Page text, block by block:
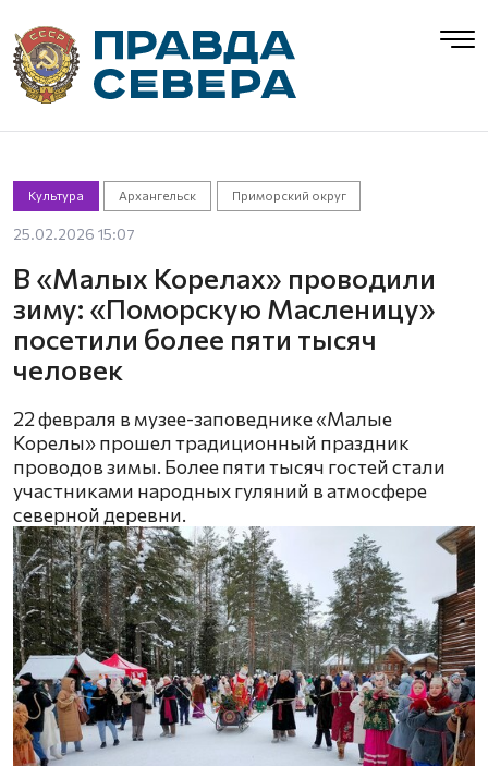
Культура Архангельск Приморский округ
25.02.2026 15:07
В «Малых Корелах» проводили
зиму: «Поморскую Масленицу»
посетили более пяти тысяч
человек
22 февраля в музее-заповеднике «Малые
Корелы» прошел традиционный праздник
проводов зимы. Более пяти тысяч гостей стали
участниками народных гуляний в атмосфере
северной деревни.